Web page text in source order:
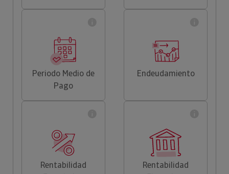
Periodo Medio de
Pago
Endeudamiento
Rentabilidad
Rentabilidad